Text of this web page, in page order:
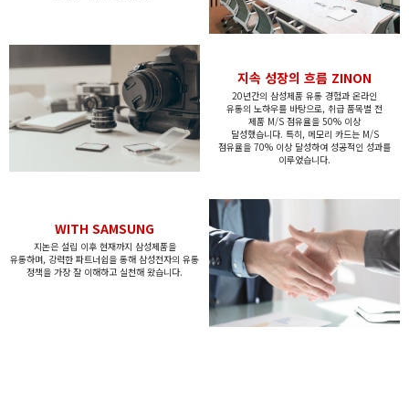
WITH SAMSUNG
지논은 설립 이후 현재까지 삼성제품을
유통하며, 강력한 파트너쉽을 통해 삼성전자의 유통
정책을 가장 잘 이해하고 실천해 왔습니다.
지속 성장의 흐름 ZINON
20년간의 삼성제품 유통 경험과 온라인
유통의 노하우를 바탕으로, 취급 품목별 전
제품 M/S 점유율을 50% 이상
달성했습니다. 특히, 메모리 카드는 M/S
점유율을 70% 이상 달성하여 성공적인 성과를
이루었습니다.